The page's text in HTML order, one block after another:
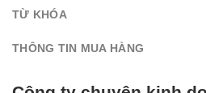
TỪ KHÓA
THÔNG TIN MUA HÀNG